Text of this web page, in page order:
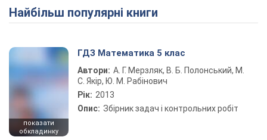
Найбільш популярні книги
показати
обкладинку
ГДЗ Математика 5 клас
Автори: А. Г. Мерзляк, В. Б. Полонський, М.
С. Якір, Ю. М. Рабінович
Рік: 2013
Опис: Збірник задач і контрольних робіт